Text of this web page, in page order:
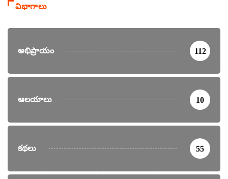
విభాగాలు
అభిప్రాయం 112
ఆలయాలు 10
కథలు 55